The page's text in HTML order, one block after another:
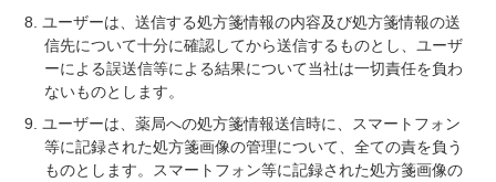
ユーザーは、送信する処方箋情報の内容及び処方箋情報の送
信先について十分に確認してから送信するものとし、ユーザ
ーによる誤送信等による結果について当社は一切責任を負わ
ないものとします。
ユーザーは、薬局への処方箋情報送信時に、スマートフォン
等に記録された処方箋画像の管理について、全ての責を負う
ものとします。スマートフォン等に記録された処方箋画像の